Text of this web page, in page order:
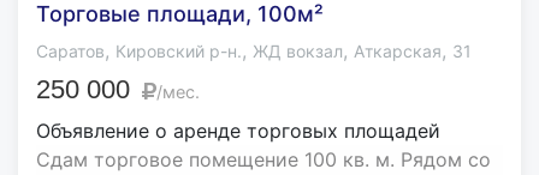
Торговые площади, 100м²
Саратов, Кировский р-н., ЖД вокзал, Аткарская, 31
250 000 /мес.
Объявление о аренде торговых площадей
Сдам торговое помещение 100 кв. м. Рядом со